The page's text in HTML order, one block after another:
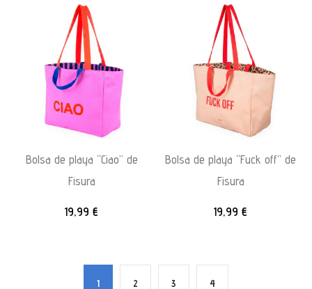
Bolsa de playa “Ciao” de
Fisura
19,99 €
Bolsa de playa “Fuck off” de
Fisura
19,99 €
1 2 3 4